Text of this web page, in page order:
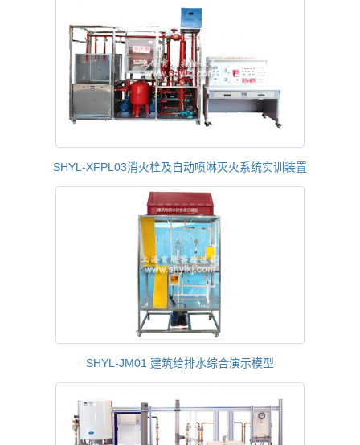
SHYL-XFPL03消火栓及自动喷淋灭火系统实训装置
SHYL-JM01 建筑给排水综合演示模型